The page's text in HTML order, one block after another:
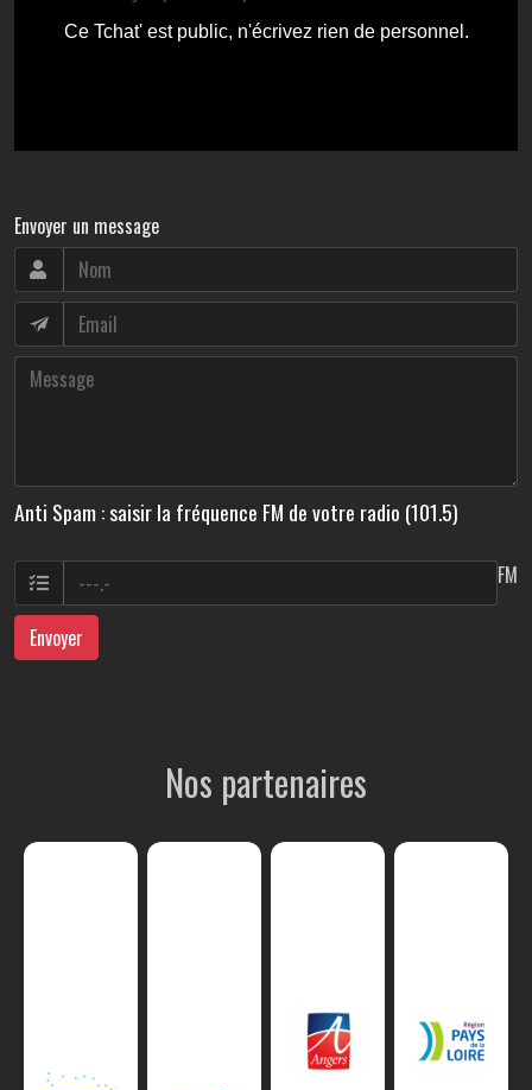
Envoyer un message
Anti Spam : saisir la fréquence FM de votre radio (101.5)
FM
Envoyer
Nos partenaires